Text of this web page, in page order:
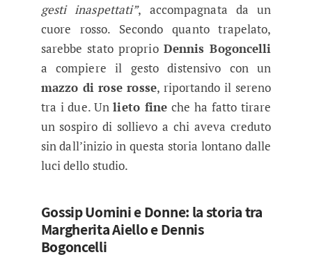
gesti inaspettati”, accompagnata da un
cuore rosso. Secondo quanto trapelato,
sarebbe stato proprio Dennis Bogoncelli
a compiere il gesto distensivo con un
mazzo di rose rosse, riportando il sereno
tra i due. Unlieto fine che ha fatto tirare
un sospiro di sollievo a chi aveva creduto
sin dall’inizio in questa storia lontano dalle
luci dello studio.
Gossip Uomini e Donne: la storia tra
Margherita Aiello e Dennis
Bogoncelli